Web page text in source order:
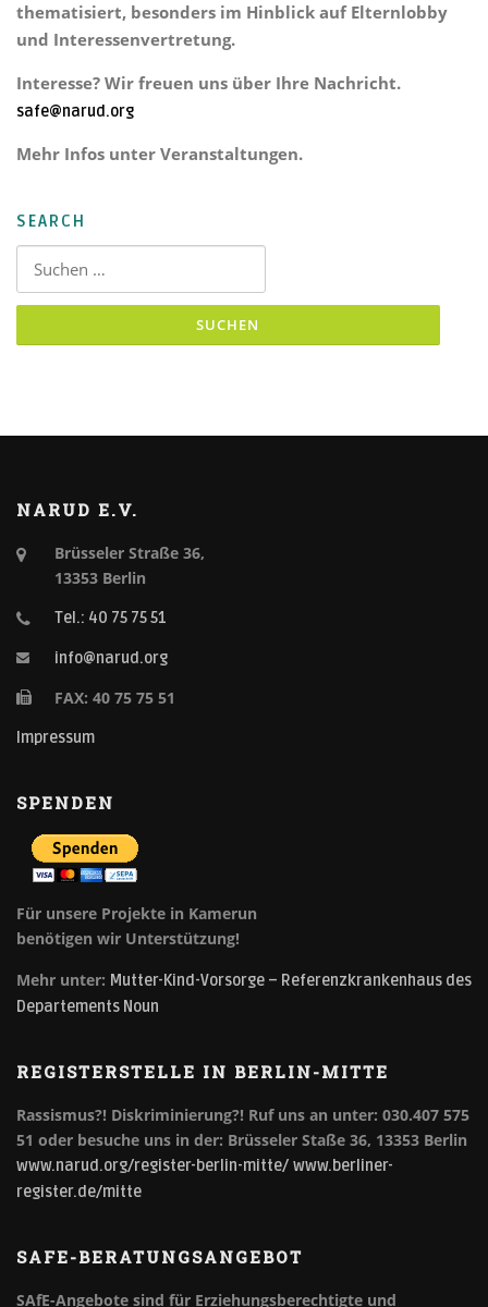
thematisiert, besonders im Hinblick auf Elternlobby
und Interessenvertretung.
Interesse? Wir freuen uns über Ihre Nachricht.
safe@narud.org
Mehr Infos unter Veranstaltungen.
SEARCH
Suchen nach:
NARUD E.V.
Brüsseler Straße 36,
13353 Berlin
Tel.: 40 75 75 51
info@narud.org
FAX: 40 75 75 51
Impressum
SPENDEN
Für unsere Projekte in Kamerun
benötigen wir Unterstützung!
Mehr unter: Mutter-Kind-Vorsorge – Referenzkrankenhaus des
Departements Noun
REGISTERSTELLE IN BERLIN-MITTE
Rassismus?! Diskriminierung?! Ruf uns an unter: 030.407 575
51 oder besuche uns in der: Brüsseler Staße 36, 13353 Berlin
www.narud.org/register-berlin-mitte/ www.berliner-
register.de/mitte
SAFE-BERATUNGSANGEBOT
SAfE-Angebote sind für Erziehungsberechtigte und